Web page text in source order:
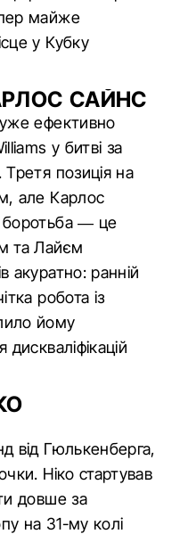
майже
у Кубку
САЙНС
ефективно
у битві за
позиція на
але Карлос
боротьба — це
та Лайєм
акуратно: ранній
робота із
йому
від Гюлькенберга,
Ніко стартував
довше за
на 31-му колі